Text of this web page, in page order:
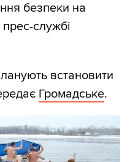
безпеки на
службі
встановити
Громадське.